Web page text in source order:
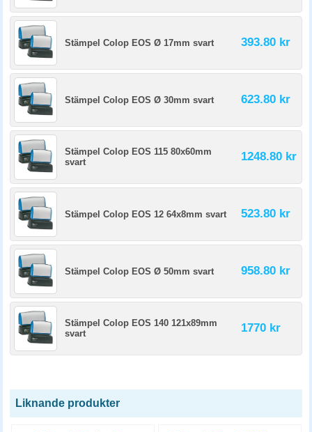
Stämpel Colop EOS Ø 17mm svart 393.80 kr
Stämpel Colop EOS Ø 30mm svart 623.80 kr
Stämpel Colop EOS 115 80x60mm
svart
1248.80 kr
Stämpel Colop EOS 12 64x8mm svart 523.80 kr
Stämpel Colop EOS Ø 50mm svart 958.80 kr
Stämpel Colop EOS 140 121x89mm
svart
1770 kr
Liknande produkter